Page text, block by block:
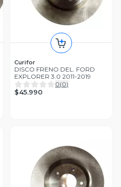
Curifor
DISCO FRENO DEL. FORD
EXPLORER 3.0 2011-2019
0(0)
$45.990